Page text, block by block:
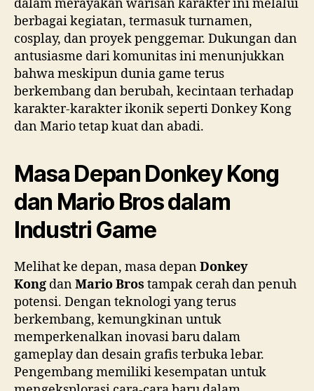
dalam merayakan warisan karakter ini melalui
berbagai kegiatan, termasuk turnamen,
cosplay, dan proyek penggemar. Dukungan dan
antusiasme dari komunitas ini menunjukkan
bahwa meskipun dunia game terus
berkembang dan berubah, kecintaan terhadap
karakter-karakter ikonik seperti Donkey Kong
dan Mario tetap kuat dan abadi.
Masa Depan Donkey Kong
dan Mario Bros dalam
Industri Game
Melihat ke depan, masa depanDonkey
Kong danMario Bros tampak cerah dan penuh
potensi. Dengan teknologi yang terus
berkembang, kemungkinan untuk
memperkenalkan inovasi baru dalam
gameplay dan desain grafis terbuka lebar.
Pengembang memiliki kesempatan untuk